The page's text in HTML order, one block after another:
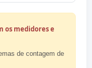
os medidores e
de contagem de